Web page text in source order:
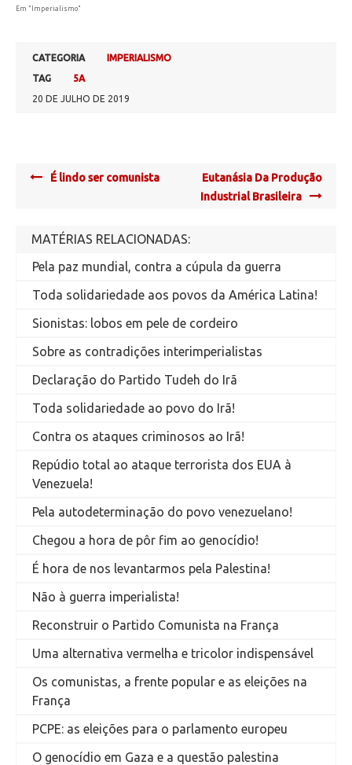
Em "Imperialismo"
CATEGORIA
IMPERIALISMO
TAG
5A
20 DE JULHO DE 2019
PostÉ lindo ser comunista
Eutanásia Da Produção
Industrial Brasileira
MATÉRIAS RELACIONADAS:
Pela paz mundial, contra a cúpula da guerra
Toda solidariedade aos povos da América Latina!
Sionistas: lobos em pele de cordeiro
Sobre as contradições interimperialistas
Declaração do Partido Tudeh do Irã
Toda solidariedade ao povo do Irã!
Contra os ataques criminosos ao Irã!
Repúdio total ao ataque terrorista dos EUA à
Venezuela!
Pela autodeterminação do povo venezuelano!
Chegou a hora de pôr fim ao genocídio!
É hora de nos levantarmos pela Palestina!
Não à guerra imperialista!
Reconstruir o Partido Comunista na França
Uma alternativa vermelha e tricolor indispensável
Os comunistas, a frente popular e as eleições na
França
PCPE: as eleições para o parlamento europeu
O genocídio em Gaza e a questão palestina